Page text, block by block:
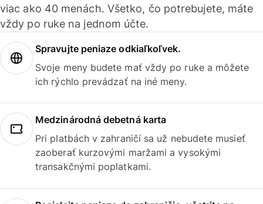
viac ako 40 menách. Všetko, čo potrebujete, máte
vždy po ruke na jednom účte.
Spravujte peniaze odkiaľkoľvek.
Svoje meny budete mať vždy po ruke a môžete
ich rýchlo prevádzať na iné meny.
Medzinárodná debetná karta
Pri platbách v zahraničí sa už nebudete musieť
zaoberať kurzovými maržami a vysokými
transakčnými poplatkami.